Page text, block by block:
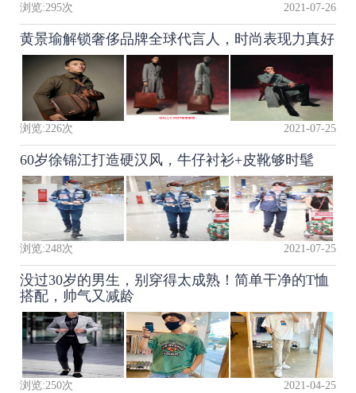
浏览:295次 2021-07-26
黄景瑜解锁奢侈品牌全球代言人，时尚表现力真好
浏览:226次 2021-07-25
60岁徐锦江打造硬汉风，牛仔衬衫+皮靴够时髦
浏览:248次 2021-07-25
没过30岁的男生，别穿得太成熟！简单干净的T恤
搭配，帅气又减龄
浏览:250次 2021-04-25